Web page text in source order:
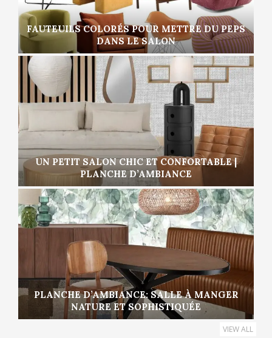
FAUTEUILS COLORÉS POUR METTRE DU PEPS
DANS LE SALON
UN PETIT SALON CHIC ET CONFORTABLE |
PLANCHE D’AMBIANCE
PLANCHE D’AMBIANCE: SALLE À MANGER
NATURE ET SOPHISTIQUÉE
VIEW ALL